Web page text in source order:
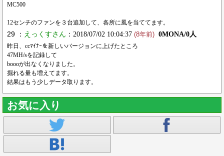
MC500
12センチのファンを３台追加して、各所に風を当ててます。
29 ： えっくすさん ：2018/07/02 10:04:37 (8年前) 0MONA/0人
昨日、ccﾏｲﾅｰを新しいバージョンに上げたところ
47MH/sを記録して
boooが出なくなりました。
掘れる量も増えてます。
結果はもう少しデータ取ります。
お気に入り